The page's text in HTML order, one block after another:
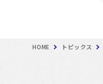
HOME トピックス